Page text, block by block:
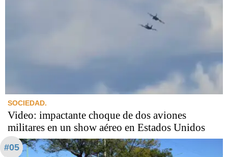
SOCIEDAD.
Video: impactante choque de dos aviones
militares en un show aéreo en Estados Unidos
#05